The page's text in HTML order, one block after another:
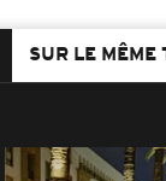
SUR LE MÊME